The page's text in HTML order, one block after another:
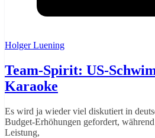
Holger Luening
Team-Spirit: US-
Karaoke
Es wird ja wieder viel diskutiert in
Budget-Erhöhungen gefordert,
Leistung,